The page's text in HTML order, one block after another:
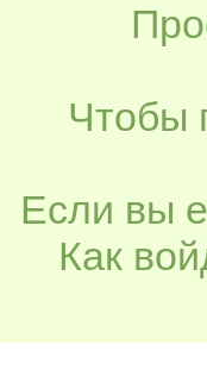
Чтобы
Если вы
Как